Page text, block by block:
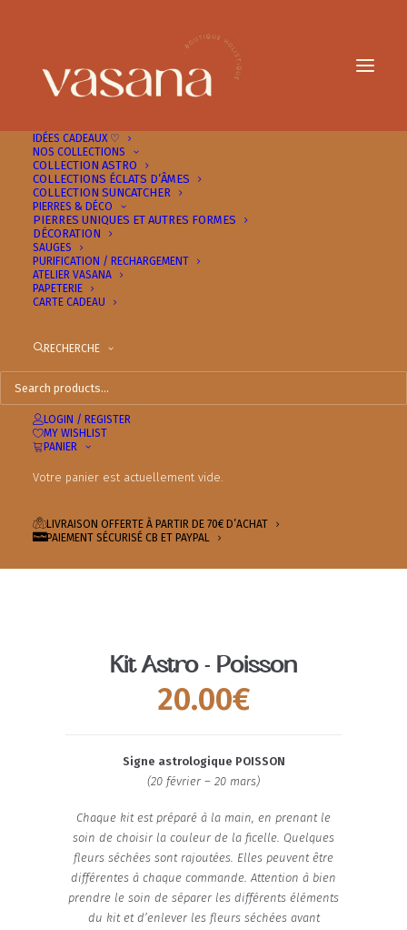
IDÉES CADEAUX ♡
NOS COLLECTIONS
COLLECTION ASTRO
COLLECTIONS ÉCLATS D’ÂMES
COLLECTION SUNCATCHER
PIERRES & DÉCO
PIERRES UNIQUES ET AUTRES FORMES
DÉCORATION
SAUGES
PURIFICATION / RECHARGEMENT
ATELIER VASANA
PAPETERIE
CARTE CADEAU
RECHERCHE
LOGIN / REGISTER
MY WISHLIST
PANIER
Votre panier est actuellement vide.
LIVRAISON OFFERTE À PARTIR DE 70€ D’ACHAT
PAIEMENT SÉCURISÉ CB ET PAYPAL
Kit Astro - Poisson
20.00€
Signe astrologique POISSON
(20 février – 20 mars)
Chaque kit est préparé à la main, en prenant le
soin de choisir la couleur de la ficelle. Quelques
fleurs séchées sont rajoutées. Elles peuvent être
différentes à chaque commande. Attention à bien
prendre le soin de séparer les différents éléments
du kit et d’enlever les fleurs séchées avant